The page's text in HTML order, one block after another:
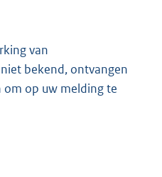
van
om op uw melding te